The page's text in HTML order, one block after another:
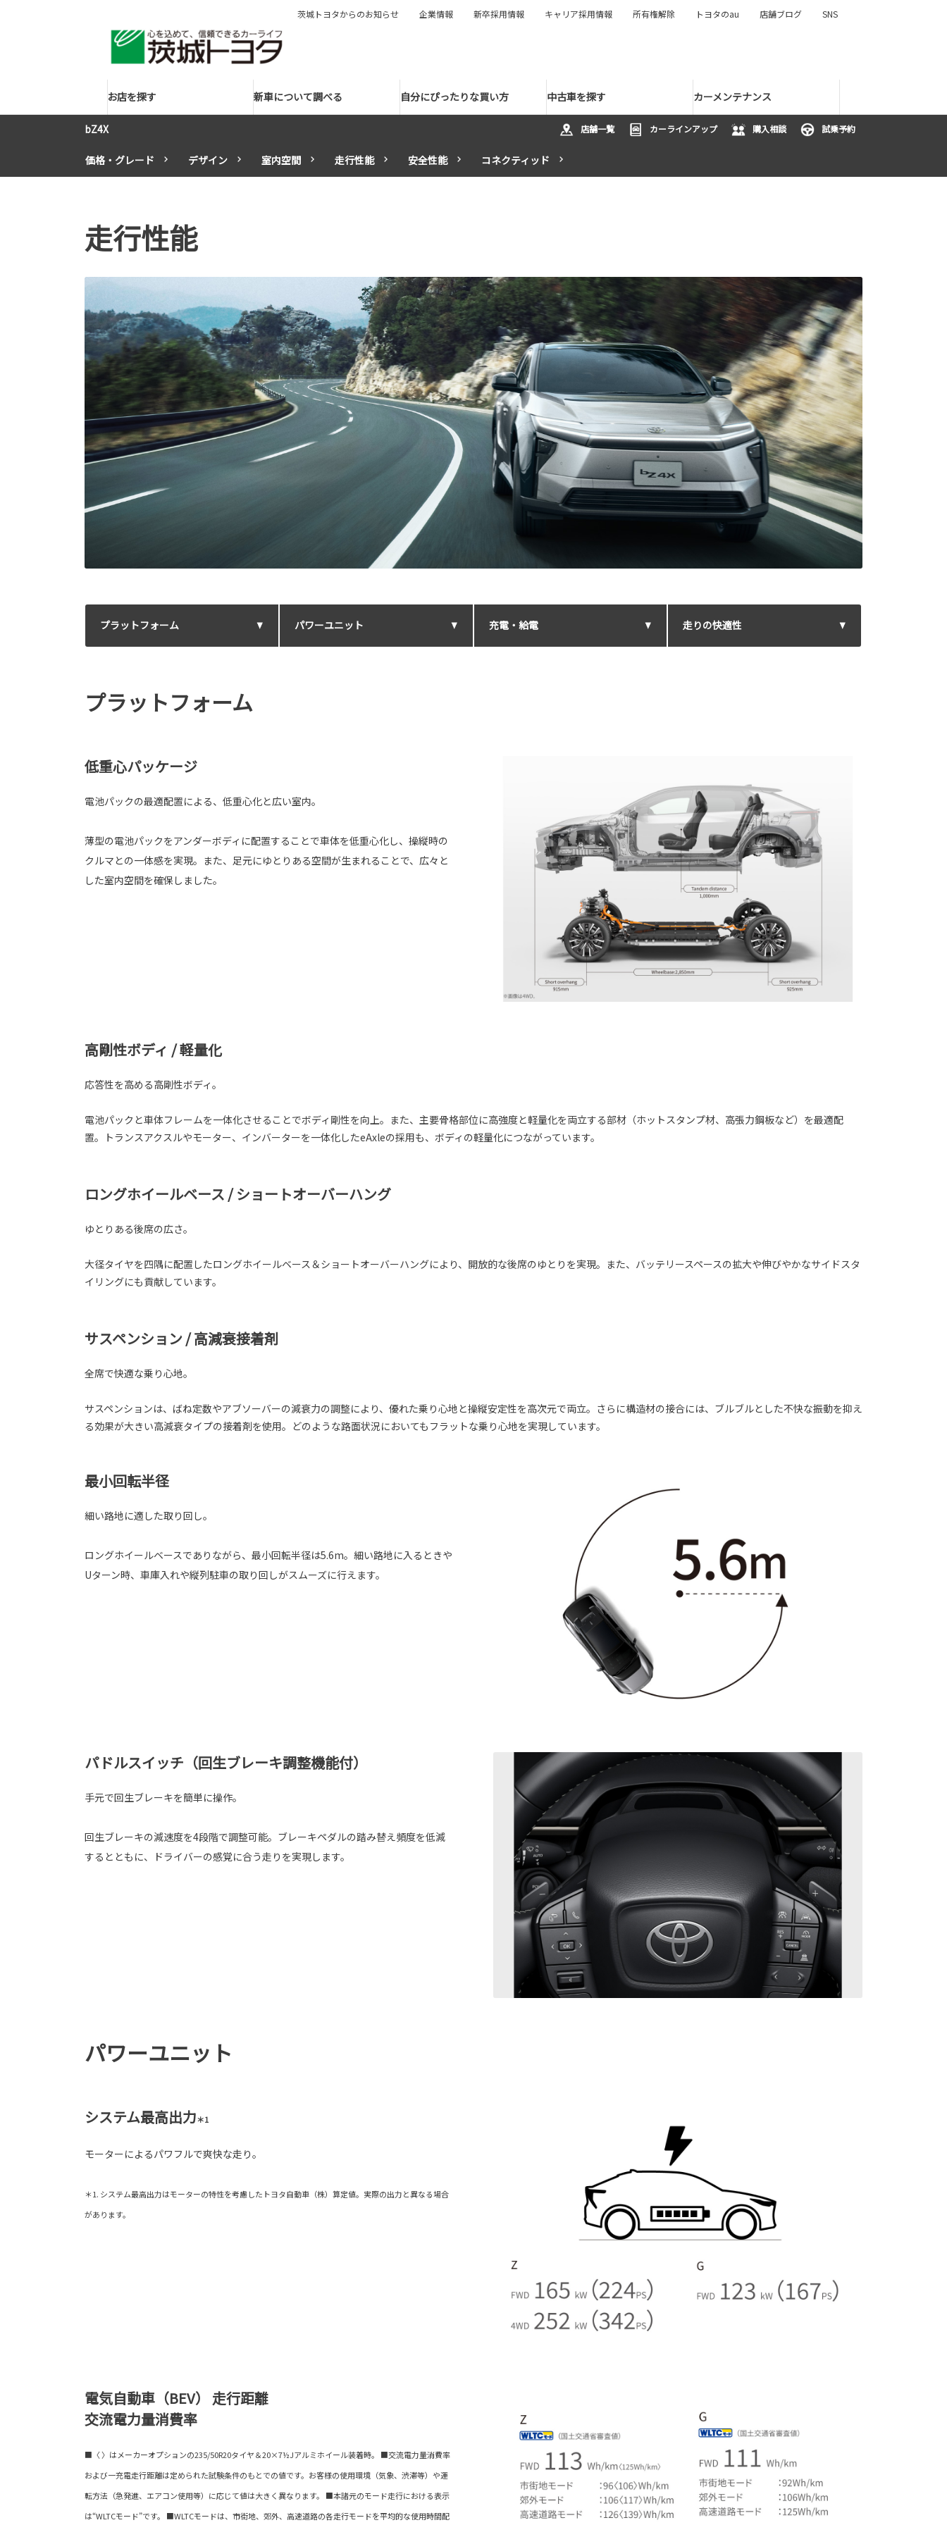
お店を探す 新車について調べる 自分にぴったりな買い方 中古車を探す カーメンテナンス
茨城トヨタからのお知らせ 企業情報 新卒採用情報 キャリア採用情報 所有権解除 トヨタのau 店舗ブログ SNS
bZ4X 店舗一覧 カーラインアップ 購入相談 試乗予約
価格・グレード デザイン 室内空間 走行性能 安全性能 コネクティッド
走行性能
プラットフォーム パワーユニット 充電・給電 走りの快適性
プラットフォーム
低重心パッケージ
電池パックの最適配置による、低重心化と広い室内。
薄型の電池パックをアンダーボディに配置することで車体を低重心化し、操縦時の
クルマとの一体感を実現。また、足元にゆとりある空間が生まれることで、広々と
した室内空間を確保しました。
高剛性ボディ / 軽量化
応答性を高める高剛性ボディ。
電池パックと車体フレームを一体化させることでボディ剛性を向上。また、主要骨格部位に高強度と軽量化を両立する部材（ホットスタンプ材、高張力鋼板など）を最適配
置。トランスアクスルやモーター、インバーターを一体化したeAxleの採用も、ボディの軽量化につながっています。
ロングホイールベース / ショートオーバーハング
ゆとりある後席の広さ。
大径タイヤを四隅に配置したロングホイールベース＆ショートオーバーハングにより、開放的な後席のゆとりを実現。また、バッテリースペースの拡大や伸びやかなサイドスタ
イリングにも貢献しています。
サスペンション / 高減衰接着剤
全席で快適な乗り心地。
サスペンションは、ばね定数やアブソーバーの減衰力の調整により、優れた乗り心地と操縦安定性を高次元で両立。さらに構造材の接合には、ブルブルとした不快な振動を抑え
る効果が大きい高減衰タイプの接着剤を使用。どのような路面状況においてもフラットな乗り心地を実現しています。
最小回転半径
細い路地に適した取り回し。
ロングホイールベースでありながら、最小回転半径は5.6m。細い路地に入るときや
Uターン時、車庫入れや縦列駐車の取り回しがスムーズに行えます。
パドルスイッチ（回生ブレーキ調整機能付）
手元で回生ブレーキを簡単に操作。
回生ブレーキの減速度を4段階で調整可能。ブレーキペダルの踏み替え頻度を低減
するとともに、ドライバーの感覚に合う走りを実現します。
パワーユニット
システム最高出力＊1
モーターによるパワフルで爽快な走り。
＊1. システム最高出力はモーターの特性を考慮したトヨタ自動車（株）算定値。実際の出力と異なる場合
があります。
電気自動車（BEV） 走行距離
交流電力量消費率
■〈 〉はメーカーオプションの235/50R20タイヤ＆20×7½Jアルミホイール装着時。 ■交流電力量消費率
および一充電走行距離は定められた試験条件のもとでの値です。お客様の使用環境（気象、渋滞等）や運
転方法（急発進、エアコン使用等）に応じて値は大きく異なります。 ■本諸元のモード走行における表示
は“WLTCモード”です。 ■WLTCモードは、市街地、郊外、高速道路の各走行モードを平均的な使用時間配